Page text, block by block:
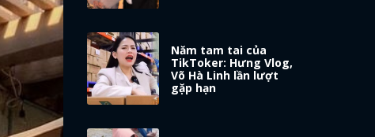
Năm tam tai của
TikToker: Hưng Vlog,
Võ Hà Linh lần lượt
gặp hạn